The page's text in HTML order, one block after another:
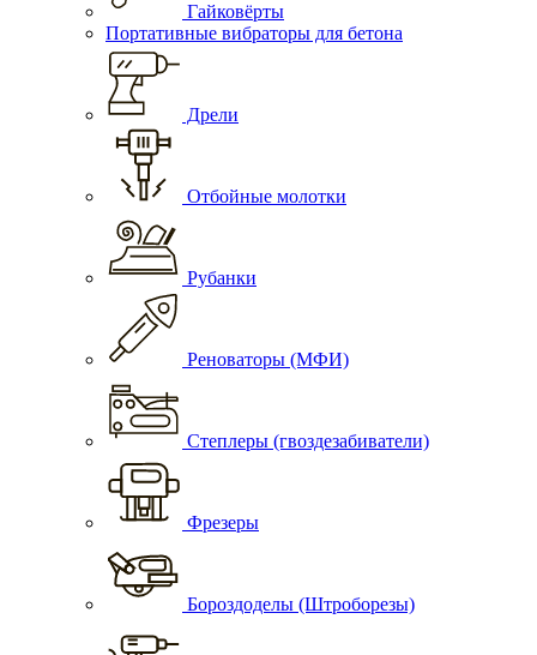
Гайковёрты
Портативные вибраторы для бетона
Дрели
Отбойные молотки
Рубанки
Реноваторы (МФИ)
Степлеры (гвоздезабиватели)
Фрезеры
Бороздоделы (Штроборезы)